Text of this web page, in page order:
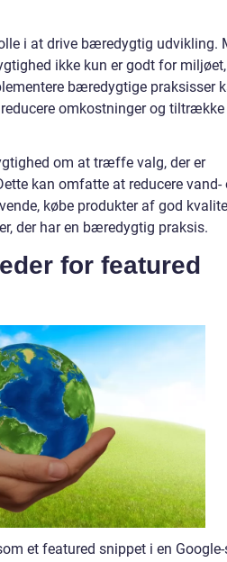
i at drive bæredygtig udvikling.
ikke kun er godt for
bæredygtige praksisser
omkostninger og tiltrække
om at træffe valg, der er
kan omfatte at reducere vand-
købe produkter af god
der har en bæredygtig praksis.
for featured
et featured snippet i en